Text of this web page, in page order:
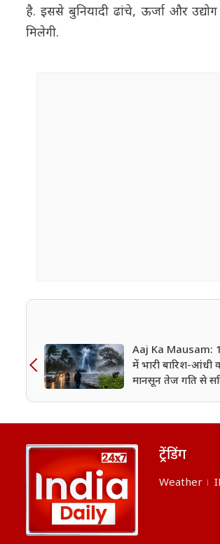
है. इससे बुनियादी ढांचे, ऊर्जा और
मिलेगी.
Aaj Ka Mausam:
में भारी बारिश-आंधी
मानसून तेज गति से
ट्रेंडिंग
Weather